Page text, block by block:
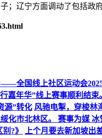
；辽宁方面调动了包括政
全国线上社区运动会
嘉年华”线上赛事顺利结
源”转化 风驰电掣，穿梭林
化市北林区。 赛事为媒 冰
?》
上个月要去新加坡出